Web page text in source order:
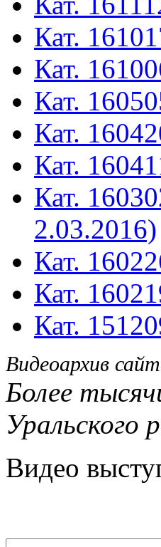
Кат.
Кат.
Кат.
Кат.
Кат.
Кат.
2.03.2016)
Кат.
Кат.
Кат.
Видеоархив
Более
Уральского
Видео